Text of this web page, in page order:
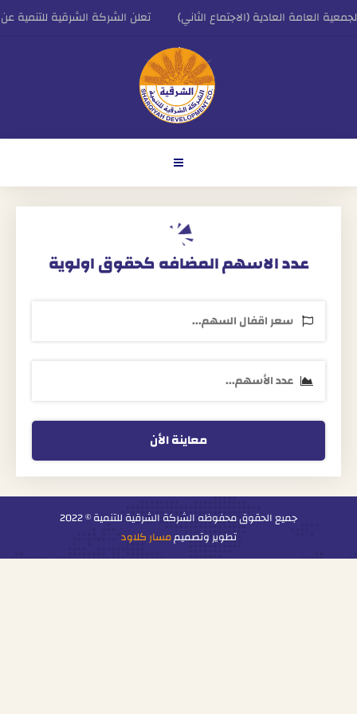
العامة العادية (الاجتماع الثاني)
تعلن الشركة الشرقية للتنمية
التنفيذي للشركة الشرقية للتنمية
عدد الاسهم المضافه كحقوق اولوية
معاينة الأن
جميع الحقوق محفوظه الشركة الشرقية للتنمية© 2022
تطوير وتصميممسار كلاود